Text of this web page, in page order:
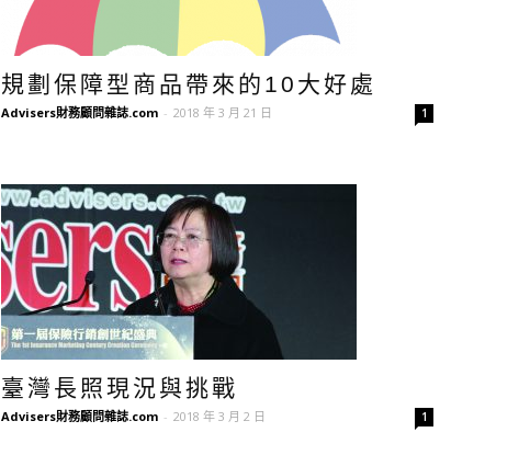
規劃保障型商品帶來的10大好處
Advisers財務顧問雜誌.com - 2018 年 3 月 21 日 1
臺灣長照現況與挑戰
Advisers財務顧問雜誌.com - 2018 年 3 月 2 日 1